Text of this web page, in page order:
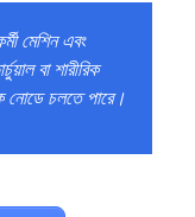
মেশিন এবং
বা শারীরিক
নোডে চলতে পারে।